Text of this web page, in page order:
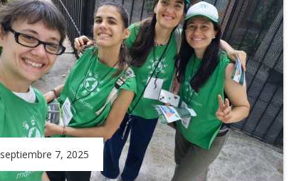
septiembre 7, 2025